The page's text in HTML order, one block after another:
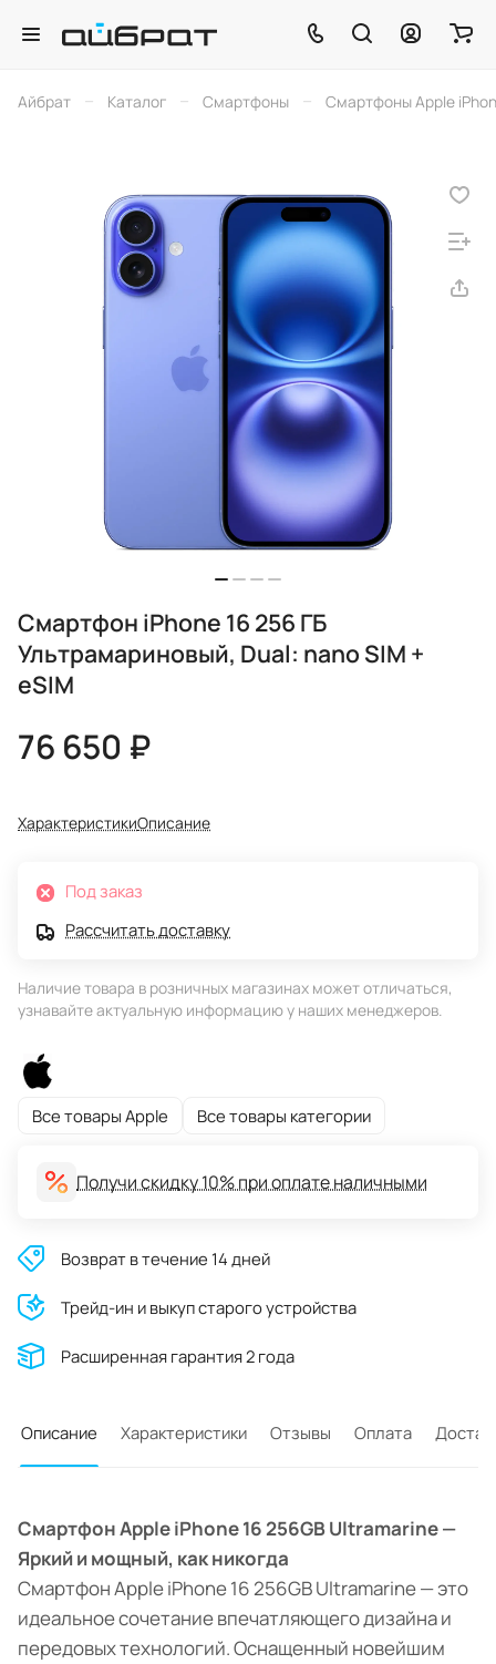
Айбрат – Каталог – Смартфоны – Смартфоны Apple
Смартфон iPhone 16 256 ГБ
Ультрамариновый, Dual: nano SIM +
eSIM
76 650 ₽
ХарактеристикиОписание
Под заказ
Рассчитать доставку
Наличие товара в розничных магазинах может отличаться,
узнавайте актуальную информацию у наших менеджеров.
Все товары Apple Все товары категории
Получи скидку 10% при оплате наличными
Возврат в течение 14 дней
Трейд-ин и выкуп старого устройства
Расширенная гарантия 2 года
Описание Характеристики Отзывы Оплата
Смартфон Apple iPhone 16 256GB Ultramarine —
Яркий и мощный, как никогда
Смартфон Apple iPhone 16 256GB Ultramarine — это
идеальное сочетание впечатляющего дизайна и
передовых технологий. Оснащенный новейшим